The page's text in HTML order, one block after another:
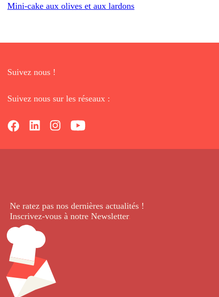
Mini-cake aux olives et aux lardons
Suivez nous !
Suivez nous sur les réseaux :
Ne ratez pas nos dernières actualités !
Inscrivez-vous à notre Newsletter.